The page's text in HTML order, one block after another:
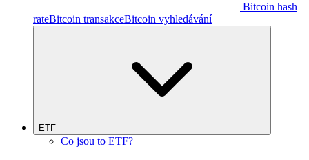
Bitcoin hash
rateBitcoin transakceBitcoin vyhledávání
ETF
Co jsou to ETF?